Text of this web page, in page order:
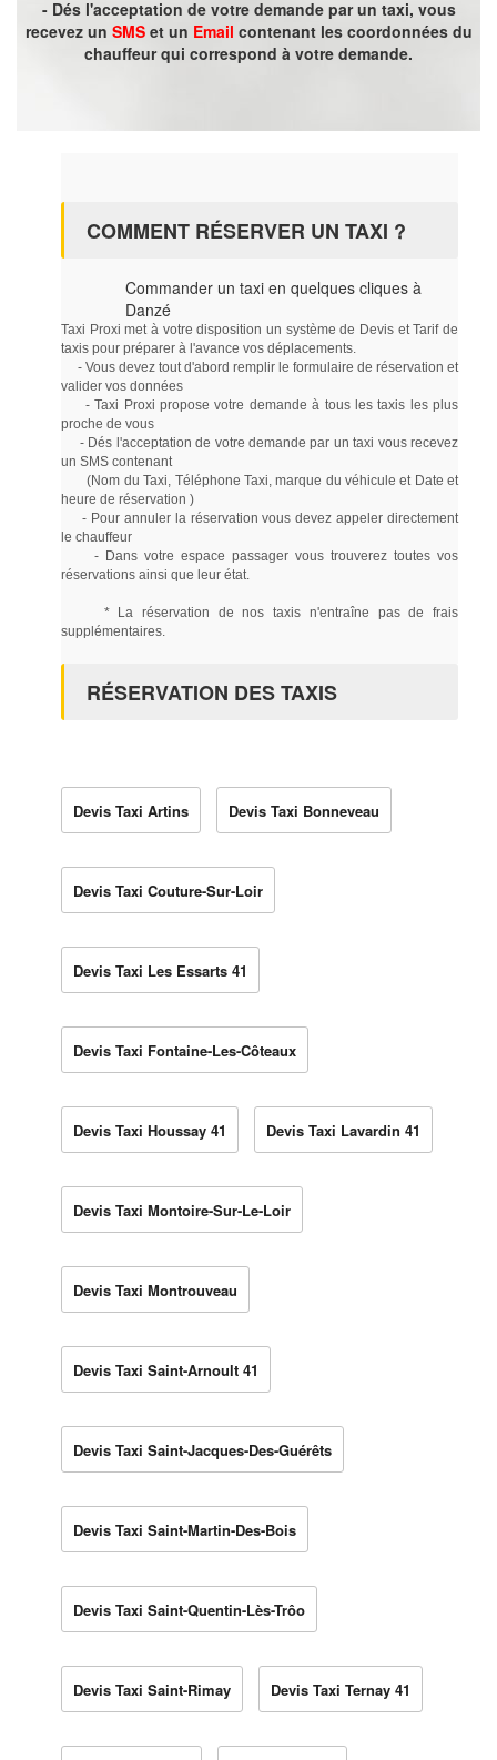
- Dés l'acceptation de votre demande par un taxi, vous
recevez un SMSet un Email contenant les coordonnées du
chauffeur qui correspond à votre demande.
COMMENT RÉSERVER UN TAXI ?
Commander un taxi en quelques cliques à
Danzé
Taxi Proxi met à votre disposition un système de Devis et Tarif de
taxis pour préparer à l'avance vos déplacements.
- Vous devez tout d'abord remplir le formulaire de réservation et
valider vos données
- Taxi Proxi propose votre demande à tous les taxis les plus
proche de vous
- Dés l'acceptation de votre demande par un taxi vous recevez
un SMS contenant
(Nom du Taxi, Téléphone Taxi, marque du véhicule et Date et
heure de réservation )
- Pour annuler la réservation vous devez appeler directement
le chauffeur
- Dans votre espace passager vous trouverez toutes vos
réservations ainsi que leur état.
* La réservation de nos taxis n'entraîne pas de frais
supplémentaires.
RÉSERVATION DES TAXIS
Devis Taxi Artins Devis Taxi Bonneveau
Devis Taxi Couture-Sur-Loir
Devis Taxi Les Essarts 41
Devis Taxi Fontaine-Les-Côteaux
Devis Taxi Houssay 41 Devis Taxi Lavardin 41
Devis Taxi Montoire-Sur-Le-Loir
Devis Taxi Montrouveau
Devis Taxi Saint-Arnoult 41
Devis Taxi Saint-Jacques-Des-Guérêts
Devis Taxi Saint-Martin-Des-Bois
Devis Taxi Saint-Quentin-Lès-Trôo
Devis Taxi Saint-Rimay Devis Taxi Ternay 41